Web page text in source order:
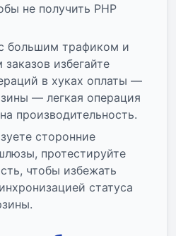
не получить PHP
большим трафиком и
избегайте
в хуках оплаты —
— легкая операция
производительность.
сторонние
протестируйте
чтобы избежать
статуса